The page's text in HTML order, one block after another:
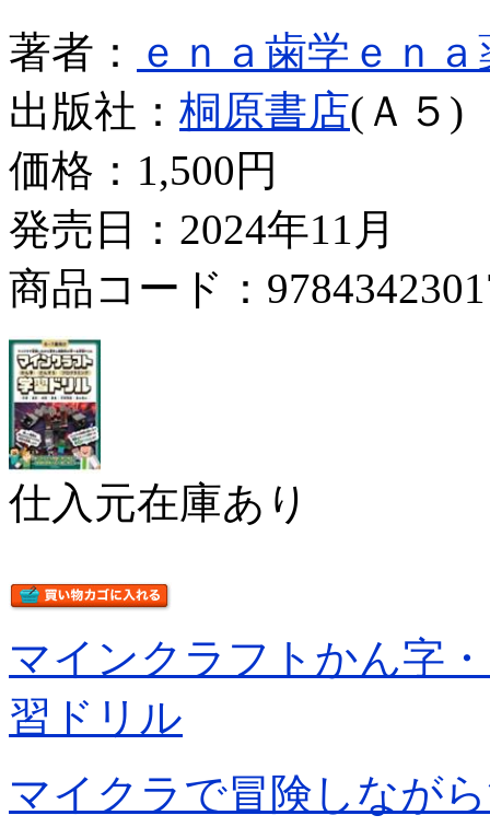
著者：
ｅｎａ歯学ｅｎ
出版社： 桐原書店(Ａ５)
価格： 1,500円
発売日：2024年11月
商品コード：
仕入元在庫あり
マインクラフトかん字
習ドリル
マイクラで冒険しなが